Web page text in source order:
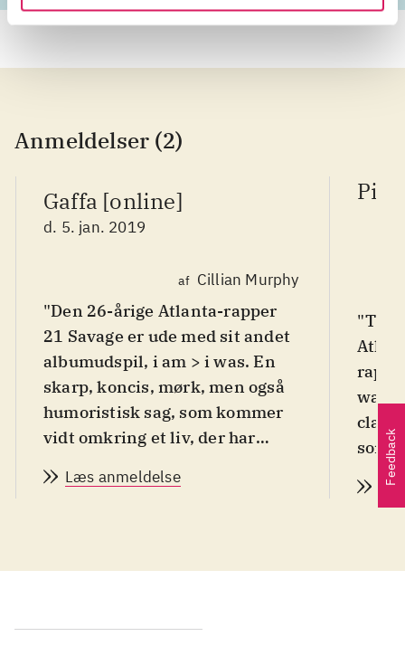
Anmeldelser (2)
Gaffa [online]
d. 5. jan. 2019
af Cillian Murphy
"Den 26-årige Atlanta-rapper
21 Savage er ude med sit andet
albumudspil, i am > i was. En
skarp, koncis, mørk, men også
humoristisk sag, som kommer
vidt omkring et liv, der har
fængsel, såvel som guld og
Læs anmeldelse
"The
Feedback